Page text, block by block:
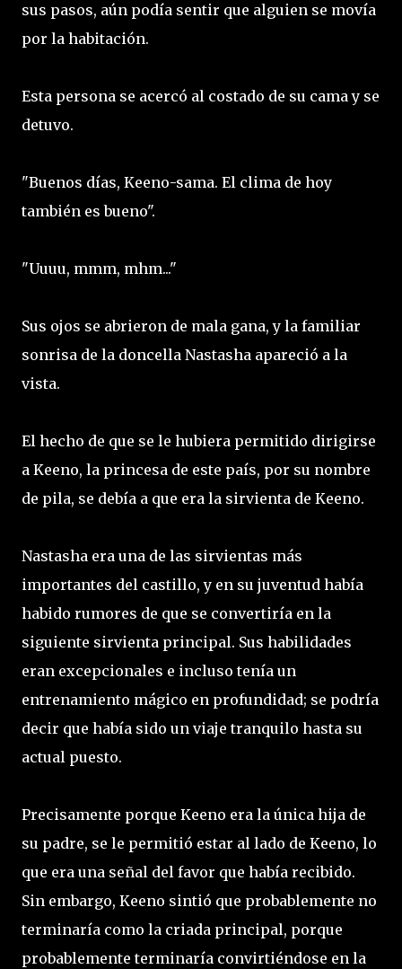
sus pasos, aún podía sentir que alguien se movía
por la habitación.
Esta persona se acercó al costado de su cama y se
detuvo.
"Buenos días, Keeno-sama. El clima de hoy
también es bueno".
"Uuuu, mmm, mhm..."
Sus ojos se abrieron de mala gana, y la familiar
sonrisa de la doncella Nastasha apareció a la
vista.
El hecho de que se le hubiera permitido dirigirse
a Keeno, la princesa de este país, por su nombre
de pila, se debía a que era la sirvienta de Keeno.
Nastasha era una de las sirvientas más
importantes del castillo, y en su juventud había
habido rumores de que se convertiría en la
siguiente sirvienta principal. Sus habilidades
eran excepcionales e incluso tenía un
entrenamiento mágico en profundidad; se podría
decir que había sido un viaje tranquilo hasta su
actual puesto.
Precisamente porque Keeno era la única hija de
su padre, se le permitió estar al lado de Keeno, lo
que era una señal del favor que había recibido.
Sin embargo, Keeno sintió que probablemente no
terminaría como la criada principal, porque
probablemente terminaría convirtiéndose en la